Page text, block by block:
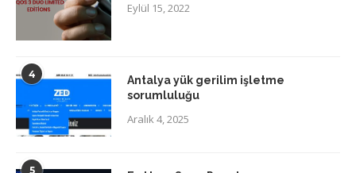
Eylül 15, 2022
4
Antalya yük gerilim işletme
sorumluluğu
Aralık 4, 2025
5